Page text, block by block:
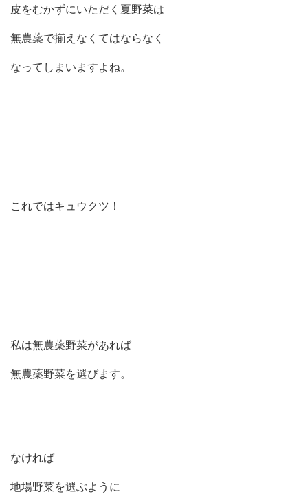
皮をむかずにいただく夏野菜は
無農薬で揃えなくてはならなく
なってしまいますよね。
これではキュウクツ！
私は無農薬野菜があれば
無農薬野菜を選びます。
なければ
地場野菜を選ぶように